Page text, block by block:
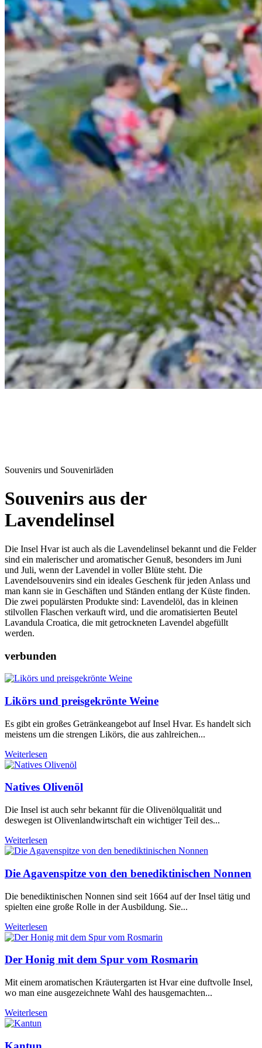
Souvenirs und Souvenirläden
Souvenirs aus der
Lavendelinsel
Die Insel Hvar ist auch als die Lavendelinsel bekannt und die Felder
sind ein malerischer und aromatischer Genuß, besonders im Juni
und Juli, wenn der Lavendel in voller Blüte steht. Die
Lavendelsouvenirs sind ein ideales Geschenk für jeden Anlass und
man kann sie in Geschäften und Ständen entlang der Küste finden.
Die zwei populärsten Produkte sind: Lavendelöl, das in kleinen
stilvollen Flaschen verkauft wird, und die aromatisierten Beutel
Lavandula Croatica, die mit getrockneten Lavendel abgefüllt
werden.
verbunden
Likörs und preisgekrönte Weine
Es gibt ein großes Getränkeangebot auf Insel Hvar. Es handelt sich
meistens um die strengen Likörs, die aus zahlreichen...
Weiterlesen
Natives Olivenöl
Die Insel ist auch sehr bekannt für die Olivenölqualität und
deswegen ist Olivenlandwirtschaft ein wichtiger Teil des...
Weiterlesen
Die Agavenspitze von den benediktinischen Nonnen
Die benediktinischen Nonnen sind seit 1664 auf der Insel tätig und
spielten eine große Rolle in der Ausbildung. Sie...
Weiterlesen
Der Honig mit dem Spur vom Rosmarin
Mit einem aromatischen Kräutergarten ist Hvar eine duftvolle Insel,
wo man eine ausgezeichnete Wahl des hausgemachten...
Weiterlesen